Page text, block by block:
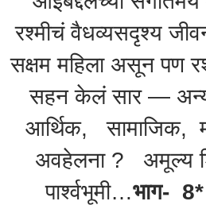
रश्मीचं वैधव्यसदृश्य
सक्षम महिला असून पण
सहन केलं सार —
आर्थिक, सामाजिक,
अवहेलना ? अमूल्य
पार्श्वभूमी…भाग- 8*